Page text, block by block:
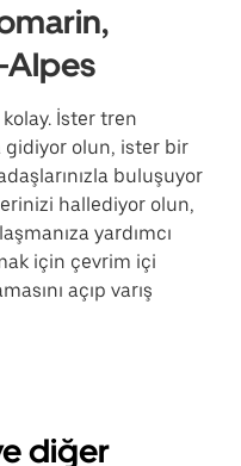
İster tren
gidiyor olun, ister bir
buluşuyor
hallediyor olun,
yardımcı
için çevrim içi
açıp varış
diğer